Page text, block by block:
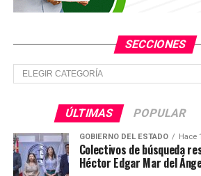
SECCIONES
Secciones
ÚLTIMAS POPULAR
GOBIERNO DEL ESTADO Hace
Colectivos de búsqueda
Héctor Edgar Mar del